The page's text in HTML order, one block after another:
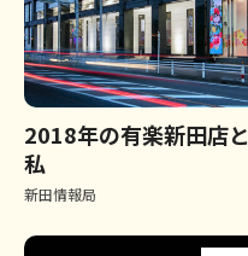
2018年の有楽新田店と
私
新田情報局